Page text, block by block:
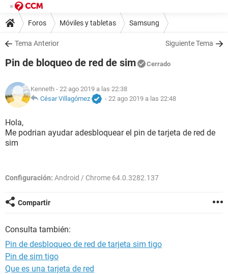
Foros Móviles y tabletas Samsung
Tema Anterior Siguiente Tema
Pin de bloqueo de red de sim Cerrado
Kenneth - 22 ago 2019 a las 22:38
César Villagómez
- 22 ago 2019 a las 22:48
Hola,
Me podrian ayudar adesbloquear el pin de tarjeta de red de
sim
Configuración: Android / Chrome 64.0.3282.137
Compartir
Consulta también:
Pin de desbloqueo de red de tarjeta sim tigo
Pin de sim tigo
Que es una tarjeta de red